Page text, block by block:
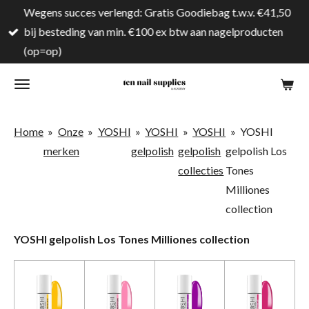
direct
naar
hoofdinhoud
Wegens succes verlengd: Gratis Goodiebag t.w.v. €41,50
bij besteding van min. €100 ex btw aan nagelproducten
(op=op)
Home » Onze
merken
» YOSHI » YOSHI
gelpolish
» YOSHI
gelpolish
collecties
» YOSHI
gelpolish Los
Tones
Milliones
collection
YOSHI gelpolish Los Tones Milliones collection